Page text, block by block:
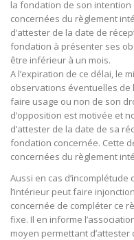
la fondation de son
concernées du règlement
d’attester de la date de
fondation à présenter ses
être inférieur à un mois.
A l’expiration de ce délai, le
observations éventuelles de
faire usage ou non de son
d’opposition est motivée et
d’attester de la date de sa
fondation concernée. Cette
concernées du règlement
Aussi en cas
l’intérieur peut faire
concernée de compléter ce
fixe. Il en informe
moyen permettant